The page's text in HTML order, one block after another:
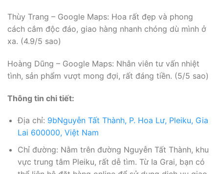
Thùy Trang – Google Maps: Hoa rất đẹp và phong
cách cắm độc đáo, giao hàng nhanh chóng dù mình ở
xa. (4.9/5 sao)
Hoàng Dũng – Google Maps: Nhân viên tư vấn nhiệt
tình, sản phẩm vượt mong đợi, rất đáng tiền. (5/5 sao)
Thông tin chi tiết:
Địa chỉ: 9bNguyễn Tất Thành, P. Hoa Lư, Pleiku, Gia
Lai 600000, Việt Nam
Chỉ đường: Nằm trên đường Nguyễn Tất Thành, khu
vực trung tâm Pleiku, rất dễ tìm. Từ Ia Grai, bạn có